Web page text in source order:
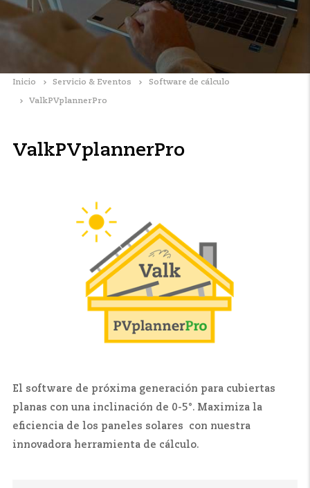
Inicio Servicio & Eventos Software de cálculo
ValkPVplannerPro
ValkPVplannerPro
El software de próxima generación para cubiertas
planas con una inclinación de 0-5°. Maximiza la
eficiencia de los paneles solares con nuestra
innovadora herramienta de cálculo.